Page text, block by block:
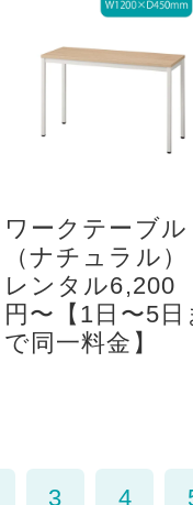
ワークテーブル
（ナチュラル）
レンタル6,200
円〜【1日〜5日
で同一料金】
3 4